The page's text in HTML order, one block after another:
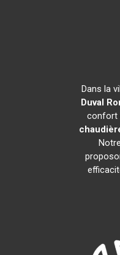
Dans la
Duval
confort